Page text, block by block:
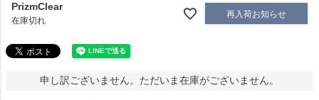
PrizmClear
在庫切れ
再入荷お知らせ
申し訳ございません。ただいま在庫がございません。